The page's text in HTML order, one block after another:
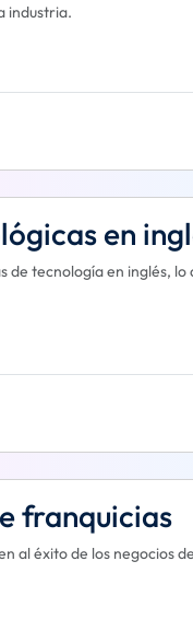
industria.
en
tecnología en inglés,
franquicias
al éxito de los negocios